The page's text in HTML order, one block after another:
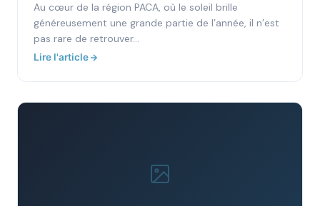
Au cœur de la région PACA, où le soleil brille
généreusement une grande partie de l’année, il n’est
pas rare de retrouver…
Lire l'article